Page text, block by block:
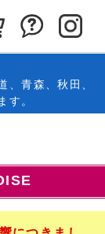
カートを見る
お問い合
、青森、秋田、
す。